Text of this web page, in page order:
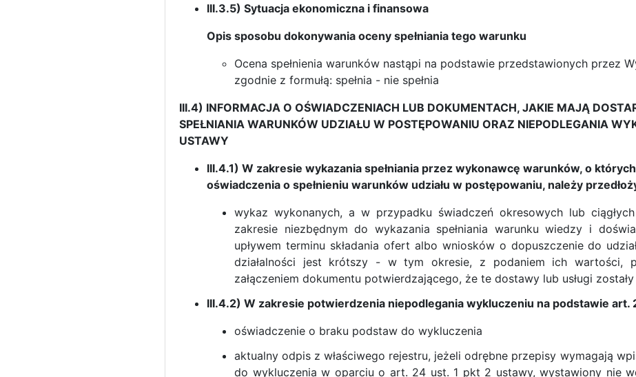
III.3.5) Sytuacja ekonomiczna i finansowa
Opis sposobu dokonywania oceny spełniania tego warunku
Ocena spełnienia warunków nastąpi na podstawie przedstawionych przez
zgodnie z formułą: spełnia - nie spełnia
III.4) INFORMACJA O OŚWIADCZENIACH LUB DOKUMENTACH, JAKIE MAJĄ
SPEŁNIANIA WARUNKÓW UDZIAŁU W POSTĘPOWANIU ORAZ NIEPODLEGANIA
USTAWY
III.4.1) W zakresie wykazania spełniania przez wykonawcę warunków, o
oświadczenia o spełnieniu warunków udziału w postępowaniu, należy
wykaz wykonanych, a w przypadku świadczeń okresowych lub
zakresie niezbędnym do wykazania spełniania warunku wiedzy i
upływem terminu składania ofert albo wniosków o dopuszczenie do
działalności jest krótszy - w tym okresie, z podaniem ich wartości,
załączeniem dokumentu potwierdzającego, że te dostawy lub usługi
III.4.2) W zakresie potwierdzenia niepodlegania wykluczeniu na podstawie art.
oświadczenie o braku podstaw do wykluczenia
aktualny odpis z właściwego rejestru, jeżeli odrębne przepisy wymagają
do wykluczenia w oparciu o art. 24 ust. 1 pkt 2 ustawy, wystawiony nie